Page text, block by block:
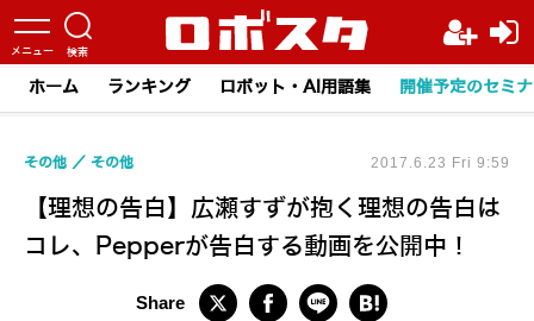
ホーム ランキング ロボット・AI用語集 開催予定のセミ
【理想の告白】広瀬すずが抱く理想の告白は
コレ、Pepperが告白する動画を公開中！
その他 その他 2017.6.23 Fri 9:59